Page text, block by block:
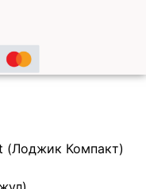
(Лоджик Компакт)